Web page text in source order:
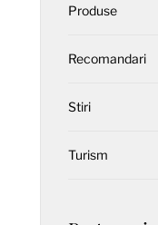
Produse
Recomandari
Stiri
Turism